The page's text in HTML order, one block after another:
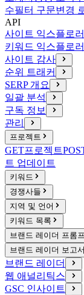
수필터 구문변경
API
사이트 익스플로러
키워드 익스플로러
사이트 감사
순위 트래커
SERP 개요
일괄 분석
구독 정보
관리
프로젝트
GET프로젝트
트 업데이트
키워드
경쟁사들
지역 및 언어
키워드 목록
브랜드 레이더 프롬
브랜드 레이더 보고서
브랜드 레이더
웹 애널리틱스
GSC 인사이트